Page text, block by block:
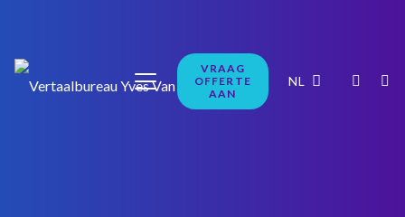
VRAAG
OFFERTE
AAN
NL